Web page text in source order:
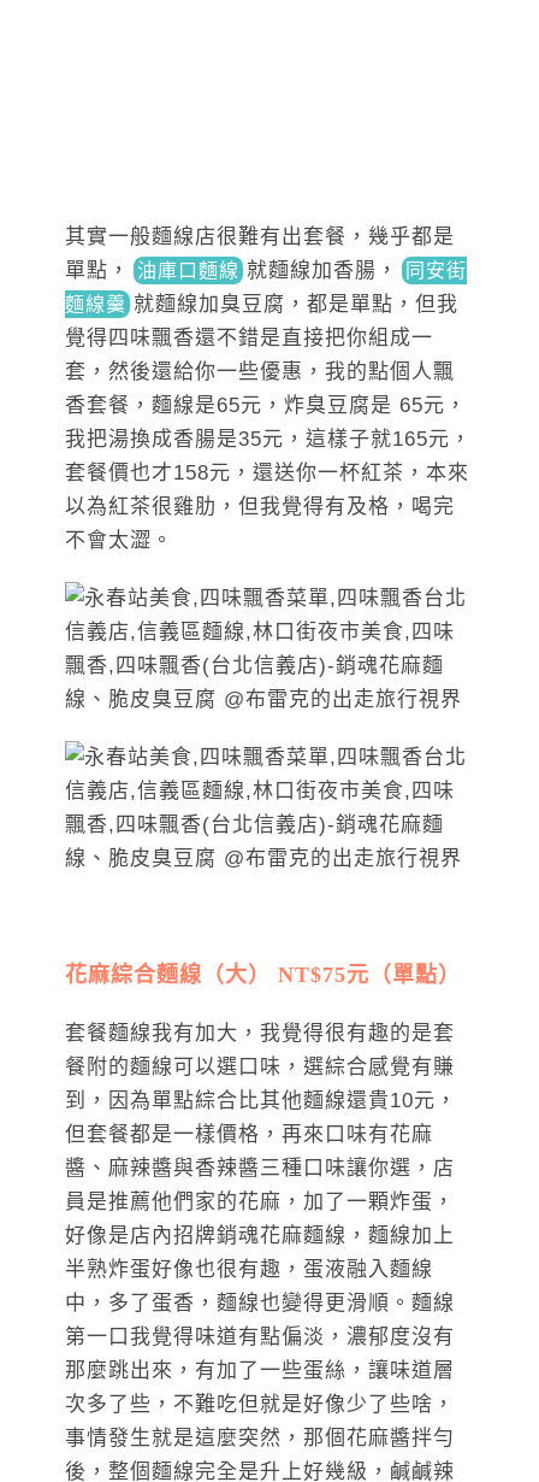
其實一般麵線店很難有出套餐，幾乎都是
單點，
油庫口麵線 就麵線加香腸，
同安街
麵線羹 就麵線加臭豆腐，都是單點，但我
覺得四味飄香還不錯是直接把你組成一
套，然後還給你一些優惠，我的點個人飄
香套餐，麵線是65元，炸臭豆腐是 65元，
我把湯換成香腸是35元，這樣子就165元，
套餐價也才158元，還送你一杯紅茶，本來
以為紅茶很雞肋，但我覺得有及格，喝完
不會太澀。
花麻綜合麵線（大） NT$75元（單點）
套餐麵線我有加大，我覺得很有趣的是套
餐附的麵線可以選口味，選綜合感覺有賺
到，因為單點綜合比其他麵線還貴10元，
但套餐都是一樣價格，再來口味有花麻
醬、麻辣醬與香辣醬三種口味讓你選，店
員是推薦他們家的花麻，加了一顆炸蛋，
好像是店內招牌銷魂花麻麵線，麵線加上
半熟炸蛋好像也很有趣，蛋液融入麵線
中，多了蛋香，麵線也變得更滑順。麵線
第一口我覺得味道有點偏淡，濃郁度沒有
那麼跳出來，有加了一些蛋絲，讓味道層
次多了些，不難吃但就是好像少了些啥，
事情發生就是這麼突然，那個花麻醬拌勻
後，整個麵線完全是升上好幾級，鹹鹹辣